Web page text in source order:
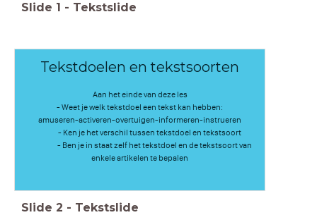
Slide 1 - Tekstslide
Tekstdoelen en tekstsoorten
Aan het einde van deze les
- Weet je welk tekstdoel een tekst kan hebben:
amuseren-activeren-overtuigen-informeren-instrueren
- Ken je het verschil tussen tekstdoel en tekstsoort
- Ben je in staat zelf het tekstdoel en de tekstsoort van
enkele artikelen te bepalen
Slide 2 - Tekstslide